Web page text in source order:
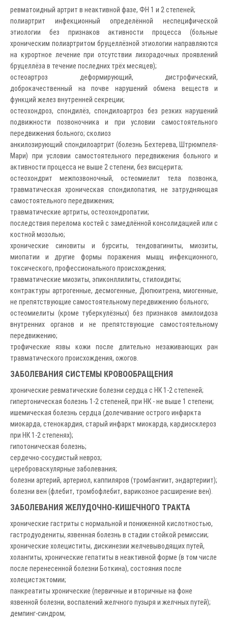
ревматоидный артрит в неактивной фазе, ФН 1 и 2 степеней;
полиартрит инфекционный определённой неспецифической
этиологии без признаков активности процесса (больные
хроническим полиартритом бруцеллёзной этиологии направляются
на курортное лечение при отсутствии лихорадочных проявлений
бруцеллёза в течение последних трёх месяцев);
остеоартроз деформирующий, дистрофический,
доброкачественный на почве нарушений обмена веществ и
функций желез внутренней секреции;
остеохондроз, спондилёз, спондилоартроз без резких нарушений
подвижности позвоночника и при условии самостоятельного
передвижения больного; сколиоз
анкилозирующий спондилоартрит (болезнь Бехтерева, Штрюмпеля-
Мари) при условии самостоятельного передвижения больного и
активности процесса не выше 2 степени, без висцерита;
остеохондрит межпозвоночный, остеомиелит тела позвонка,
травматическая хроническая спондилопатия, не затрудняющая
самостоятельного передвижения;
травматические артриты, остеохондропатии;
последствия перелома костей с замедлённой консолидацией или с
костной мозолью;
хронические синовиты и бурситы, тендовагиниты, миозиты,
миопатии и другие формы поражения мышц инфекционного,
токсического, профессионального происхождения;
травматические миозиты, эпиконллилиты, стилоидиты;
контрактуры артрогенные, десмогенные, Дюпюитрена, миогенные,
не препятствующие самостоятельному передвижению больного;
остеомиелиты (кроме туберкулёзных) без признаков амилоидоза
внутренних органов и не препятствующие самостоятельному
передвижению;
трофические язвы кожи после длительно незаживающих ран
травматического происхождения, ожогов.
ЗАБОЛЕВАНИЯ СИСТЕМЫ КРОВООБРАЩЕНИЯ
хронические ревматические болезни сердца с НК 1-2 степеней;
гипертоническая болезнь 1-2 степеней, при НК - не выше 1 степени;
ишемическая болезнь сердца (долечивание острого инфаркта
миокарда, стенокардия, старый инфаркт миокарда, кардиосклероз
при НК 1-2 степенях);
гипотоническая болезнь;
сердечно-сосудистый невроз;
цереброваскулярные заболевания;
болезни артерий, артериол, каппиляров (тромбангиит, эндартериит);
болезни вен (флебит, тромбофлебит, варикозное расширение вен).
ЗАБОЛЕВАНИЯ ЖЕЛУДОЧНО-КИШЕЧНОГО ТРАКТА
хронические гастриты с нормальной и пониженной кислотностью,
гастродуодениты, язвенная болезнь в стадии стойкой ремиссии;
хронические холециститы, дискинезии желчевыводящих путей,
холангиты, хронические гепатиты в неактивной форме (в том числе
после перенесенной болезни Боткина), состояния после
холецистэктомии;
панкреатиты хронические (первичные и вторичные на фоне
язвенной болезни, воспалений желчного пузыря и желчных путей);
демпинг-синдром;